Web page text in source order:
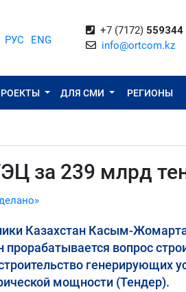
РУС ENG
+7 (7172) 559344
info@ortcom.kz
ДЛЯ СМИ РЕГИОНЫ
за 239 млрд
Казахстан Касым-
вопрос
генерирующих
мощности (Тендер).